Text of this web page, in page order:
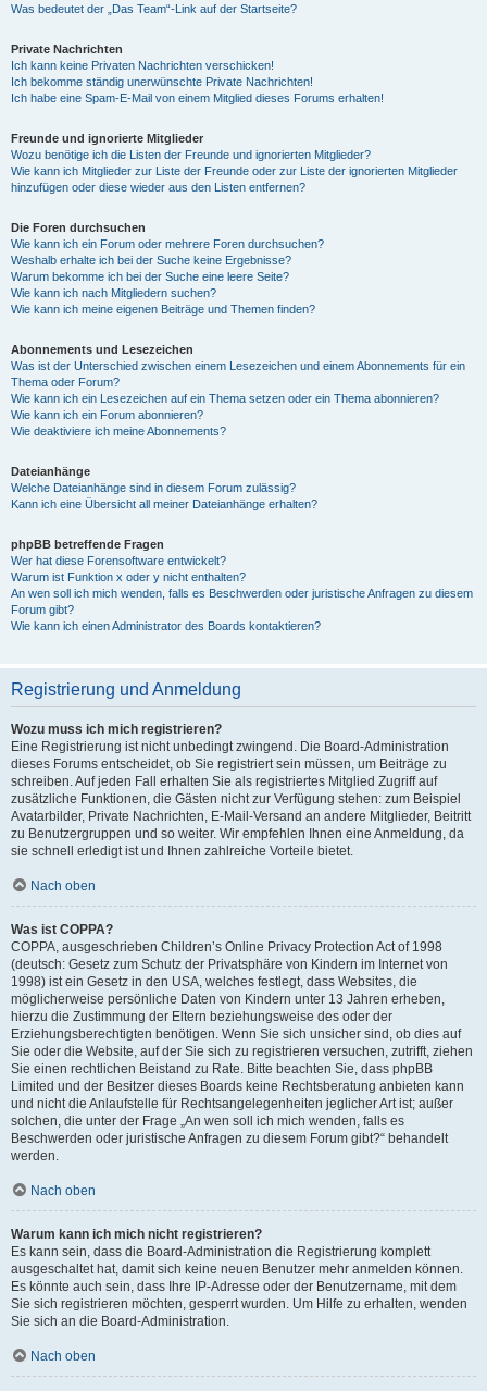
Was bedeutet der „Das Team“-Link auf der Startseite?
Private Nachrichten
Ich kann keine Privaten Nachrichten verschicken!
Ich bekomme ständig unerwünschte Private Nachrichten!
Ich habe eine Spam-E-Mail von einem Mitglied dieses Forums erhalten!
Freunde und ignorierte Mitglieder
Wozu benötige ich die Listen der Freunde und ignorierten Mitglieder?
Wie kann ich Mitglieder zur Liste der Freunde oder zur Liste der ignorierten Mitglieder
hinzufügen oder diese wieder aus den Listen entfernen?
Die Foren durchsuchen
Wie kann ich ein Forum oder mehrere Foren durchsuchen?
Weshalb erhalte ich bei der Suche keine Ergebnisse?
Warum bekomme ich bei der Suche eine leere Seite?
Wie kann ich nach Mitgliedern suchen?
Wie kann ich meine eigenen Beiträge und Themen finden?
Abonnements und Lesezeichen
Was ist der Unterschied zwischen einem Lesezeichen und einem Abonnements für ein
Thema oder Forum?
Wie kann ich ein Lesezeichen auf ein Thema setzen oder ein Thema abonnieren?
Wie kann ich ein Forum abonnieren?
Wie deaktiviere ich meine Abonnements?
Dateianhänge
Welche Dateianhänge sind in diesem Forum zulässig?
Kann ich eine Übersicht all meiner Dateianhänge erhalten?
phpBB betreffende Fragen
Wer hat diese Forensoftware entwickelt?
Warum ist Funktion x oder y nicht enthalten?
An wen soll ich mich wenden, falls es Beschwerden oder juristische Anfragen zu diesem
Forum gibt?
Wie kann ich einen Administrator des Boards kontaktieren?
Registrierung und Anmeldung
Wozu muss ich mich registrieren?
Eine Registrierung ist nicht unbedingt zwingend. Die Board-Administration
dieses Forums entscheidet, ob Sie registriert sein müssen, um Beiträge zu
schreiben. Auf jeden Fall erhalten Sie als registriertes Mitglied Zugriff auf
zusätzliche Funktionen, die Gästen nicht zur Verfügung stehen: zum Beispiel
Avatarbilder, Private Nachrichten, E-Mail-Versand an andere Mitglieder, Beitritt
zu Benutzergruppen und so weiter. Wir empfehlen Ihnen eine Anmeldung, da
sie schnell erledigt ist und Ihnen zahlreiche Vorteile bietet.
Nach oben
Was ist COPPA?
COPPA, ausgeschrieben Children’s Online Privacy Protection Act of 1998
(deutsch: Gesetz zum Schutz der Privatsphäre von Kindern im Internet von
1998) ist ein Gesetz in den USA, welches festlegt, dass Websites, die
möglicherweise persönliche Daten von Kindern unter 13 Jahren erheben,
hierzu die Zustimmung der Eltern beziehungsweise des oder der
Erziehungsberechtigten benötigen. Wenn Sie sich unsicher sind, ob dies auf
Sie oder die Website, auf der Sie sich zu registrieren versuchen, zutrifft, ziehen
Sie einen rechtlichen Beistand zu Rate. Bitte beachten Sie, dass phpBB
Limited und der Besitzer dieses Boards keine Rechtsberatung anbieten kann
und nicht die Anlaufstelle für Rechtsangelegenheiten jeglicher Art ist; außer
solchen, die unter der Frage „An wen soll ich mich wenden, falls es
Beschwerden oder juristische Anfragen zu diesem Forum gibt?“ behandelt
werden.
Nach oben
Warum kann ich mich nicht registrieren?
Es kann sein, dass die Board-Administration die Registrierung komplett
ausgeschaltet hat, damit sich keine neuen Benutzer mehr anmelden können.
Es könnte auch sein, dass Ihre IP-Adresse oder der Benutzername, mit dem
Sie sich registrieren möchten, gesperrt wurden. Um Hilfe zu erhalten, wenden
Sie sich an die Board-Administration.
Nach oben